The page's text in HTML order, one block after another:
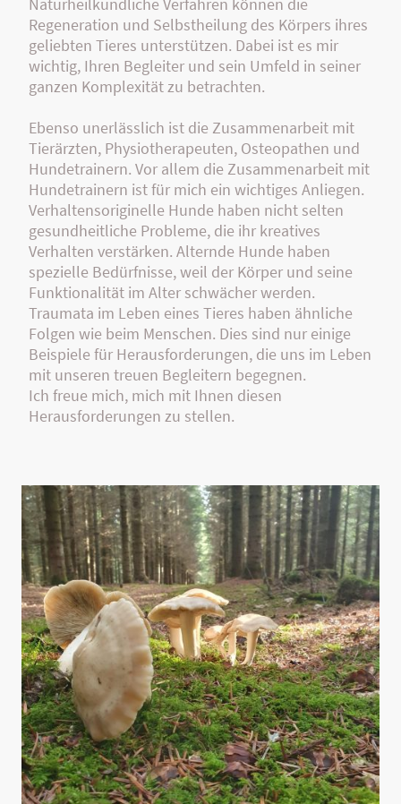
Naturheilkundliche Verfahren können die
Regeneration und Selbstheilung des Körpers ihres
geliebten Tieres unterstützen. Dabei ist es mir
wichtig, Ihren Begleiter und sein Umfeld in seiner
ganzen Komplexität zu betrachten.
Ebenso unerlässlich ist die Zusammenarbeit mit
Tierärzten, Physiotherapeuten, Osteopathen und
Hundetrainern. Vor allem die Zusammenarbeit mit
Hundetrainern ist für mich ein wichtiges Anliegen.
Verhaltensoriginelle Hunde haben nicht selten
gesundheitliche Probleme, die ihr kreatives
Verhalten verstärken. Alternde Hunde haben
spezielle Bedürfnisse, weil der Körper und seine
Funktionalität im Alter schwächer werden.
Traumata im Leben eines Tieres haben ähnliche
Folgen wie beim Menschen. Dies sind nur einige
Beispiele für Herausforderungen, die uns im Leben
mit unseren treuen Begleitern begegnen.
Ich freue mich, mich mit Ihnen diesen
Herausforderungen zu stellen.